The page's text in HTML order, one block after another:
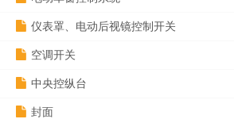
仪表罩、电动后视镜控制开关
空调开关
中央控纵台
封面